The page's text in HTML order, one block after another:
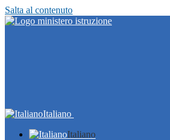
Salta al contenuto
Italiano
Italiano